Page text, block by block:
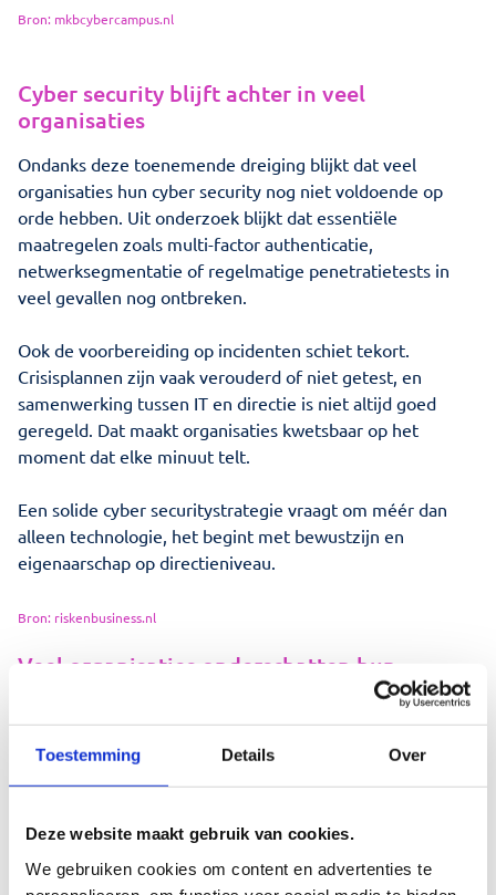
Toestemming Details Over
Deze website maakt gebruik van cookies.
We gebruiken cookies om content en advertenties te
Bron: mkbcybercampus.nl
Cyber security blijft achter in veel
organisaties
Ondanks deze toenemende dreiging blijkt dat veel
organisaties hun cyber security nog niet voldoende op
orde hebben. Uit onderzoek blijkt dat essentiële
maatregelen zoals multi-factor authenticatie,
netwerksegmentatie of regelmatige penetratietests in
veel gevallen nog ontbreken.
Ook de voorbereiding op incidenten schiet tekort.
Crisisplannen zijn vaak verouderd of niet getest, en
samenwerking tussen IT en directie is niet altijd goed
geregeld. Dat maakt organisaties kwetsbaar op het
moment dat elke minuut telt.
Een solide cyber securitystrategie vraagt om méér dan
alleen technologie, het begint met bewustzijn en
eigenaarschap op directieniveau.
Bron: riskenbusiness.nl
Veel organisaties onderschatten hun
vaak: “Wij zijn geen interessant doelwit.” Maar juist
organisaties met waardevolle klantgegevens, intellectueel
aantrekkelijk voor aanvallers. En dat geldt inmiddels voor
bijna iedere organisatie.